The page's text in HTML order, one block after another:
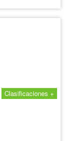
Clasificaciones +